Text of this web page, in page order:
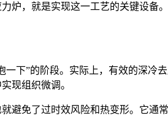
炉，就是实现这一工艺的关键设
下”的阶段。实际上，有效的深
现组织微调。
避免了过时效风险和热变形。它